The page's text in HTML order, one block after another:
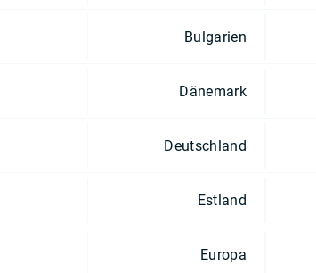
Bulgarien
Dänemark
Deutschland
Estland
Europa